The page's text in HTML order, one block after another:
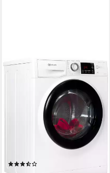
BAUKNECHT
Waschtrockner WT Super
Kapazität Waschen
Kapazität Trocknen
Betriebsgeräusch
Wasch-Trocken-Zyklus